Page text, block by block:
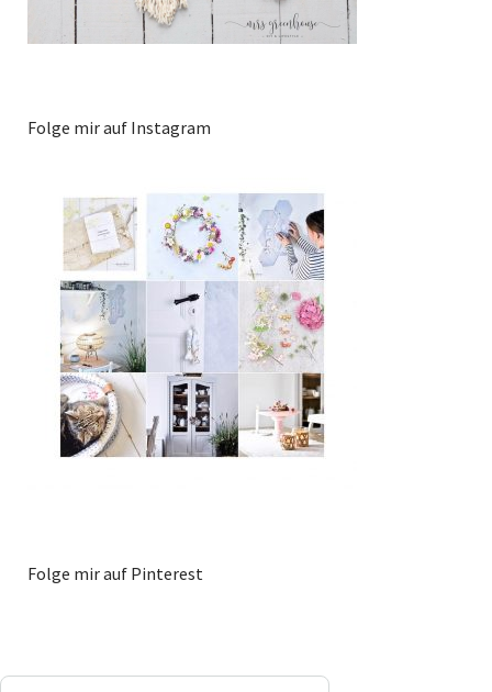
Folge mir auf Instagram
Folge mir auf Pinterest